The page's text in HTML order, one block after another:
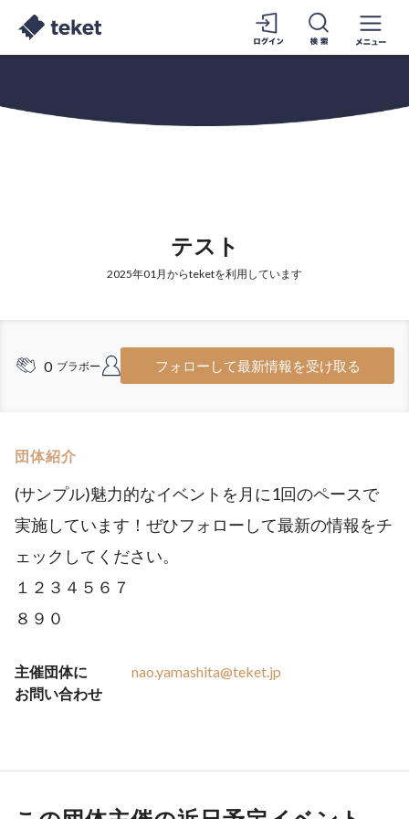
テスト
2025年01月からteketを利用しています
0 ブラボー フォロワー
フォローして最新情報を受け取る
団体紹介
(サンプル)魅力的なイベントを月に1回のペースで
実施しています！ぜひフォローして最新の情報をチ
ェックしてください。
１２３４５６７
８９０
主催団体に
お問い合わせ
nao.yamashita@teket.jp